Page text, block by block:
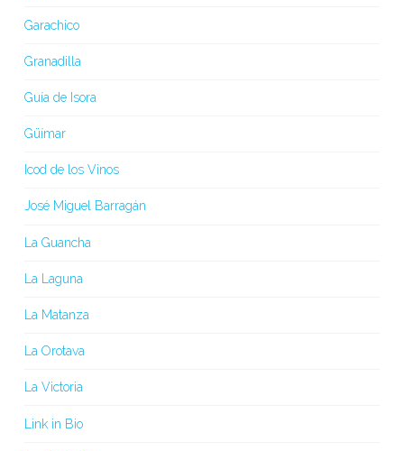
Garachico
Granadilla
Guía de Isora
Güímar
Icod de los Vinos
José Miguel Barragán
La Guancha
La Laguna
La Matanza
La Orotava
La Victoria
Link in Bio